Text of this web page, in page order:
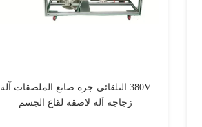
380V التلقائي جرة صانع الملصقات آلة
زجاجة آلة لاصقة لقاع الجسم